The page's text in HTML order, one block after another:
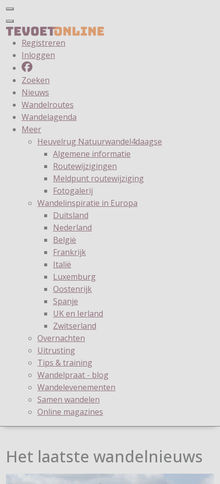
Registreren
Inloggen
Zoeken
Nieuws
Wandelroutes
Wandelagenda
Meer
Heuvelrug Natuurwandel4daagse
Algemene informatie
Routewijzigingen
Meldpunt routewijziging
Fotogalerij
Wandelinspiratie in Europa
Duitsland
Nederland
België
Frankrijk
Italië
Luxemburg
Oostenrijk
Spanje
UK en Ierland
Zwitserland
Overnachten
Uitrusting
Tips & training
Wandelpraat - blog
Wandelevenementen
Samen wandelen
Online magazines
Het laatste wandelnieuws